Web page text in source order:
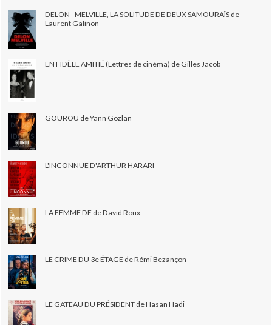
DELON - MELVILLE, LA SOLITUDE DE DEUX SAMOURAÏS de
Laurent Galinon
EN FIDÈLE AMITIÉ (Lettres de cinéma) de Gilles Jacob
GOUROU de Yann Gozlan
L'INCONNUE D'ARTHUR HARARI
LA FEMME DE de David Roux
LE CRIME DU 3e ÉTAGE de Rémi Bezançon
LE GÂTEAU DU PRÉSIDENT de Hasan Hadi